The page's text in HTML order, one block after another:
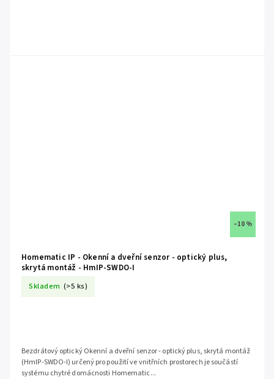
–10 %
Homematic IP - Okenní a dveřní senzor - optický plus,
skrytá montáž - HmIP-SWDO-I
Skladem (>5 ks)
Bezdrátový optický Okenní a dveřní senzor - optický plus, skrytá montáž
(HmIP-SWDO-I) určený pro použití ve vnitřních prostorech je součástí
systému chytré domácnosti Homematic...